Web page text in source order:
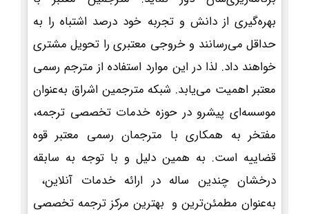
بهره‌گیری از دانش و تجربه خود درصد اشتباه را به
حداقل می‌رسانند و خروجی معتبری را تحویل مشتری
خواهند داد. لذا در این موارد استفاده از مترجم رسمی
معتبر اهمیت می‌یابد. شبکه مترجمین اشراق به‌عنوان
موسسه‌ای پیشرو در حوزه خدمات تخصصی ترجمه،
مفتخر به همکاری با مترجمان رسمی معتبر قوه
قضاییه است. به همین دلیل و با توجه به سابقه
درخشان چندین ساله در ارائه خدمات آنلاین،
به‌عنوان مطمئن‌ترین و بهترین مرکز ترجمه تخصصی